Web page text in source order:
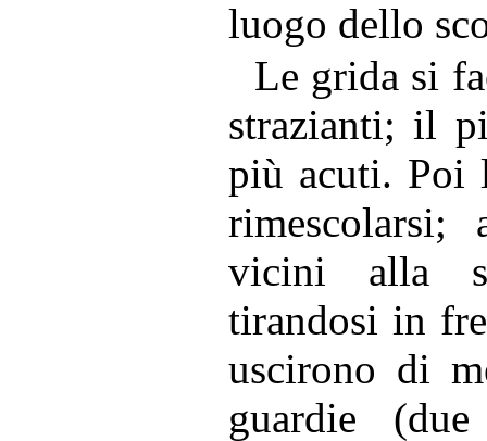
luogo dello
Le grida si
strazianti; il
più acuti. Poi
vicini alla
tirandosi in
uscirono di
guardie